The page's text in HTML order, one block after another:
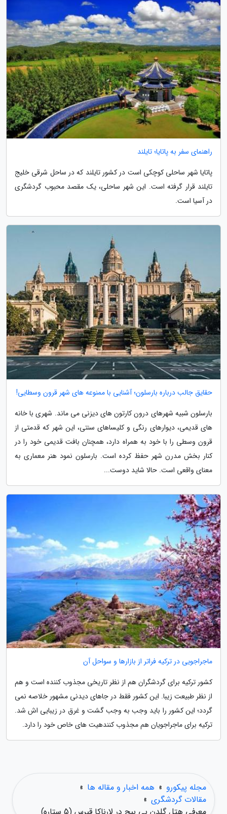
راهنمای سفر به پاتایا؛ تایلند
پاتایا شهر ساحلی کوچکی است در کشور تایلند که در ساحل شرقی خلیج
تایلند قرار گرفته است. این شهر ساحلی، یک مقصد محبوب گردشگری
در آسیا است.
حقایق جالب درباره بارسلون؛ آشنایی با ممنوعه های شهر قرون وسطایی!
بارسلون شبیه شهرهای درون کارتون های دیزنی می ماند. شهری با خانه
های قدیمی، دیوارهای رنگی و کلیساهای سنتی، این شهر که قدمتی از
قرون وسطی را با خود به همراه دارد، همچنان بافت قدیمی خود را در
کنار بخش مدرن شهر حفظ کرده است. بارسلون نمود هنر معماری به
معنای واقعی است. حالا شاید دوست...
ماجراجویی در ترکیه فراتر از بازارها و سواحل آن
کشور ترکیه برای گردشگران هم از نظر تاریخی مجذوب کننده است و هم
از نظر طبیعت زیبا. این کشور فقط در جاهای دیدنی مشهور خلاصه نمی
گردد؛ این کشور را باید وجب به وجب گشت و غرق در زیبایی اش شد.
ترکیه برای ماجراجویان هم مجذوب کنندهیت های خاص خود را دارد.
مجله پیکورو » همه اخبار و مقاله ها »
مقالات گردشگری »